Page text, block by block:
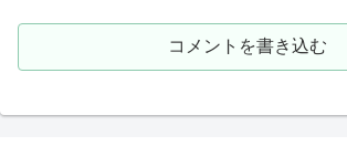
コメントを書き込む